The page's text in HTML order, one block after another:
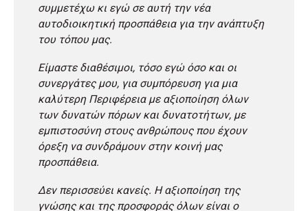
συμμετέχω κι εγώ σε αυτή την νέα
αυτοδιοικητική προσπάθεια για την ανάπτυξη
του τόπου μας.
Είμαστε διαθέσιμοι, τόσο εγώ όσο και οι
συνεργάτες μου, για συμπόρευση για μια
καλύτερη Περιφέρεια με αξιοποίηση όλων
των δυνατών πόρων και δυνατοτήτων, με
εμπιστοσύνη στους ανθρώπους που έχουν
όρεξη να συνδράμουν στην κοινή μας
προσπάθεια.
Δεν περισσεύει κανείς. Η αξιοποίηση της
γνώσης και της προσφοράς όλων είναι ο